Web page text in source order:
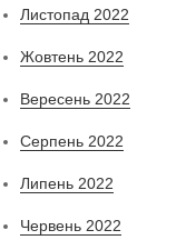
Листопад 2022
Жовтень 2022
Вересень 2022
Серпень 2022
Липень 2022
Червень 2022